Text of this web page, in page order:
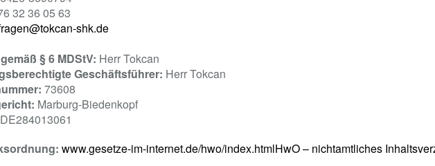
32 36 05 63
shk.de
§ 6 MDStV: Herr Tokcan
Geschäftsführer: Herr Tokcan
73608
Marburg-Biedenkopf
DE284013061
www.gesetze-im-internet.de/hwo/index.htmlHwO – nichtamtliches